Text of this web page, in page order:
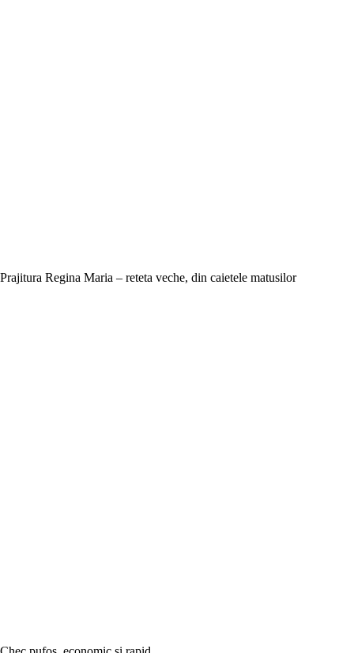
Prajitura Regina Maria – reteta veche, din caietele matusilor